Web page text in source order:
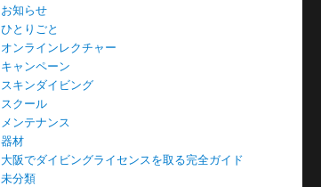
お知らせ
ひとりごと
オンラインレクチャー
キャンペーン
スキンダイビング
スクール
メンテナンス
器材
大阪でダイビングライセンスを取る完全ガイド
未分類